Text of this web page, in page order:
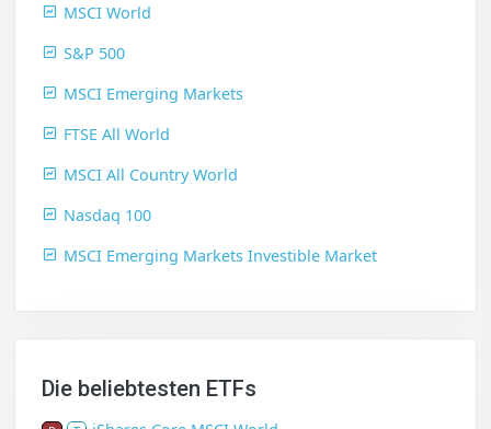
MSCI World
S&P 500
MSCI Emerging Markets
FTSE All World
MSCI All Country World
Nasdaq 100
MSCI Emerging Markets Investible Market
Die beliebtesten ETFs